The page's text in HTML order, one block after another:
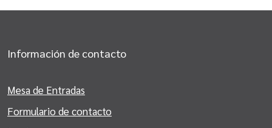
Información de contacto
Mesa de Entradas
Formulario de contacto